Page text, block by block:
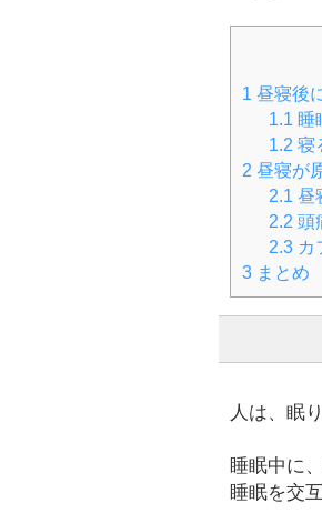
1 昼寝後
1.1 睡
1.2 寝
2 昼寝が
2.1 昼
2.2 頭
2.3カ
3 まとめ
人は、眠
睡眠中に
睡眠を交